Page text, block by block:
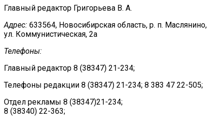
Главный редактор Григорьева В. А.
Адрес: 633564, Новосибирская область, р. п. Маслянино,
ул. Коммунистическая, 2а
Телефоны:
Главный редактор 8 (38347) 21-234;
Телефоны редакции 8 (38347) 21-234; 8 383 47 22-505;
Отдел рекламы 8 (38347)21-234;
8 (38340) 22-363;